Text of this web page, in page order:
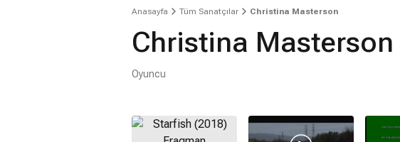
Anasayfa Tüm Sanatçılar Christina Masterson
Christina Masterson
Oyuncu